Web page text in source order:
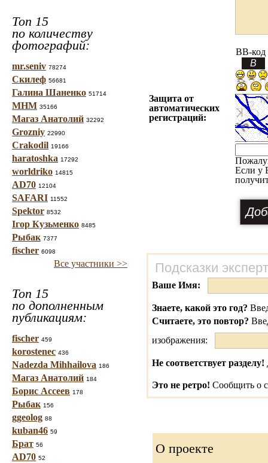
Топ 15
по количеству
фотографий:
mr.seniv 78274
Скилеф 56681
Галина Шаненко 51714
МНМ 35166
Магаз Анатолий 32292
Grozniy 22990
Crakodil 19166
haratoshka 17292
worldriko 14815
AD70 12104
SAFARI 11552
Spektor 8532
Ігор Кузьменко 8485
Рыбак 7377
fischer 6098
Все участники >>
Топ 15
по дополненным
публикациям:
fischer 459
korostenec 436
Nadezda Mihhailova 186
Магаз Анатолий 184
Борис Ассеев 178
Рыбак 156
ggeolog 88
kuban46 59
Брат 56
AD70 52
BB-код
Защита от
автоматических
регистраций:
Если у
Подсказки
Ваше Имя:
Знаете, какой это год?
Считаете, это повтор?
изображения:
Не соответствует разделу!
Это не ретро! Сообщить о
О проекте